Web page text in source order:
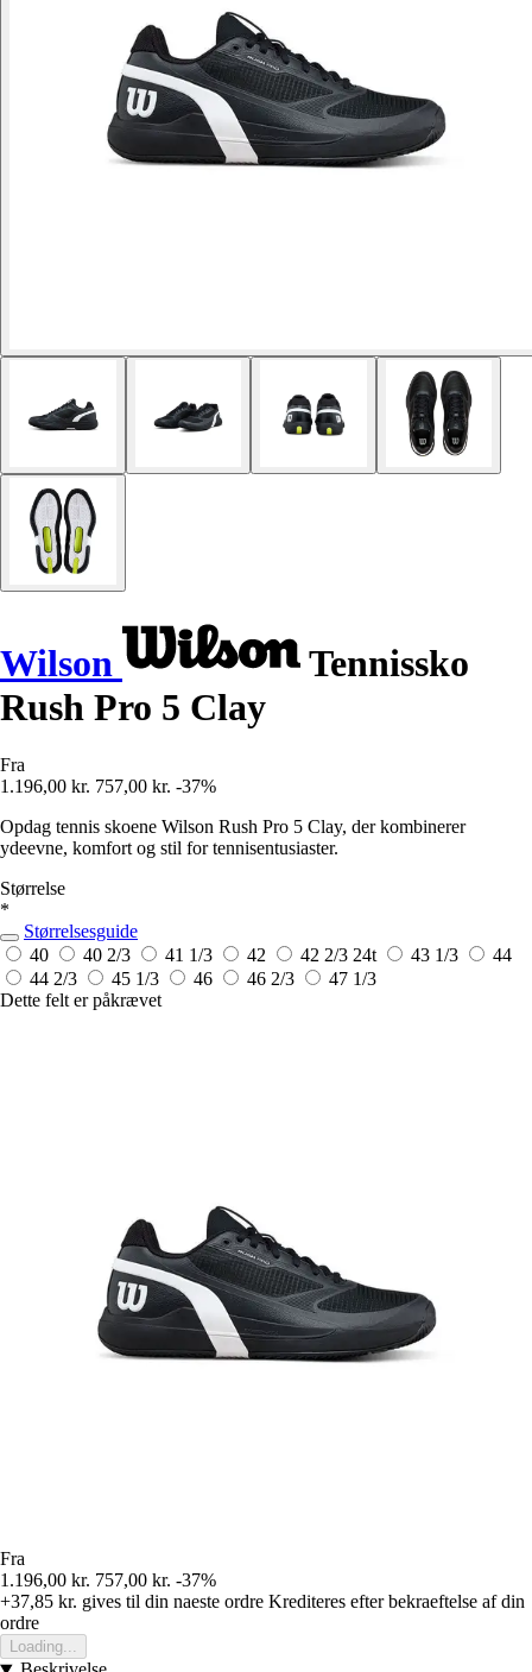
Wilson
Tennissko
Rush Pro 5 Clay
Fra
1.196,00 kr. 757,00 kr. -37%
Opdag tennis skoene Wilson Rush Pro 5 Clay, der kombinerer
ydeevne, komfort og stil for tennisentusiaster.
Størrelse
*
Størrelsesguide
40
40 2/3 41 1/3 42 42 2/3 24t 43 1/3
44
44 2/3
45 1/3 46 46 2/3
47 1/3
Dette felt er påkrævet
Fra
1.196,00 kr. 757,00 kr. -37%
+37,85 kr. gives til din naeste ordre Krediteres efter bekraeftelse af din
ordre
Loading...